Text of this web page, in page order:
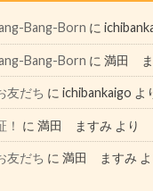
Bang-Born に
Bang-Born に 満田 ま
友だち に ichibankaigo よ
に 満田 ますみ より
友だち に 満田 ますみ